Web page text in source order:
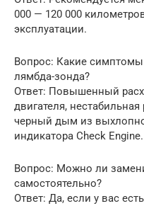
000 — 120 000
эксплуатации.
Вопрос: Какие
лямбда-зонда?
Ответ: Повышенный
двигателя,
черный дым из
индикатора Check Engine.
Вопрос: Можно ли
самостоятельно?
Ответ: Да, если у вас